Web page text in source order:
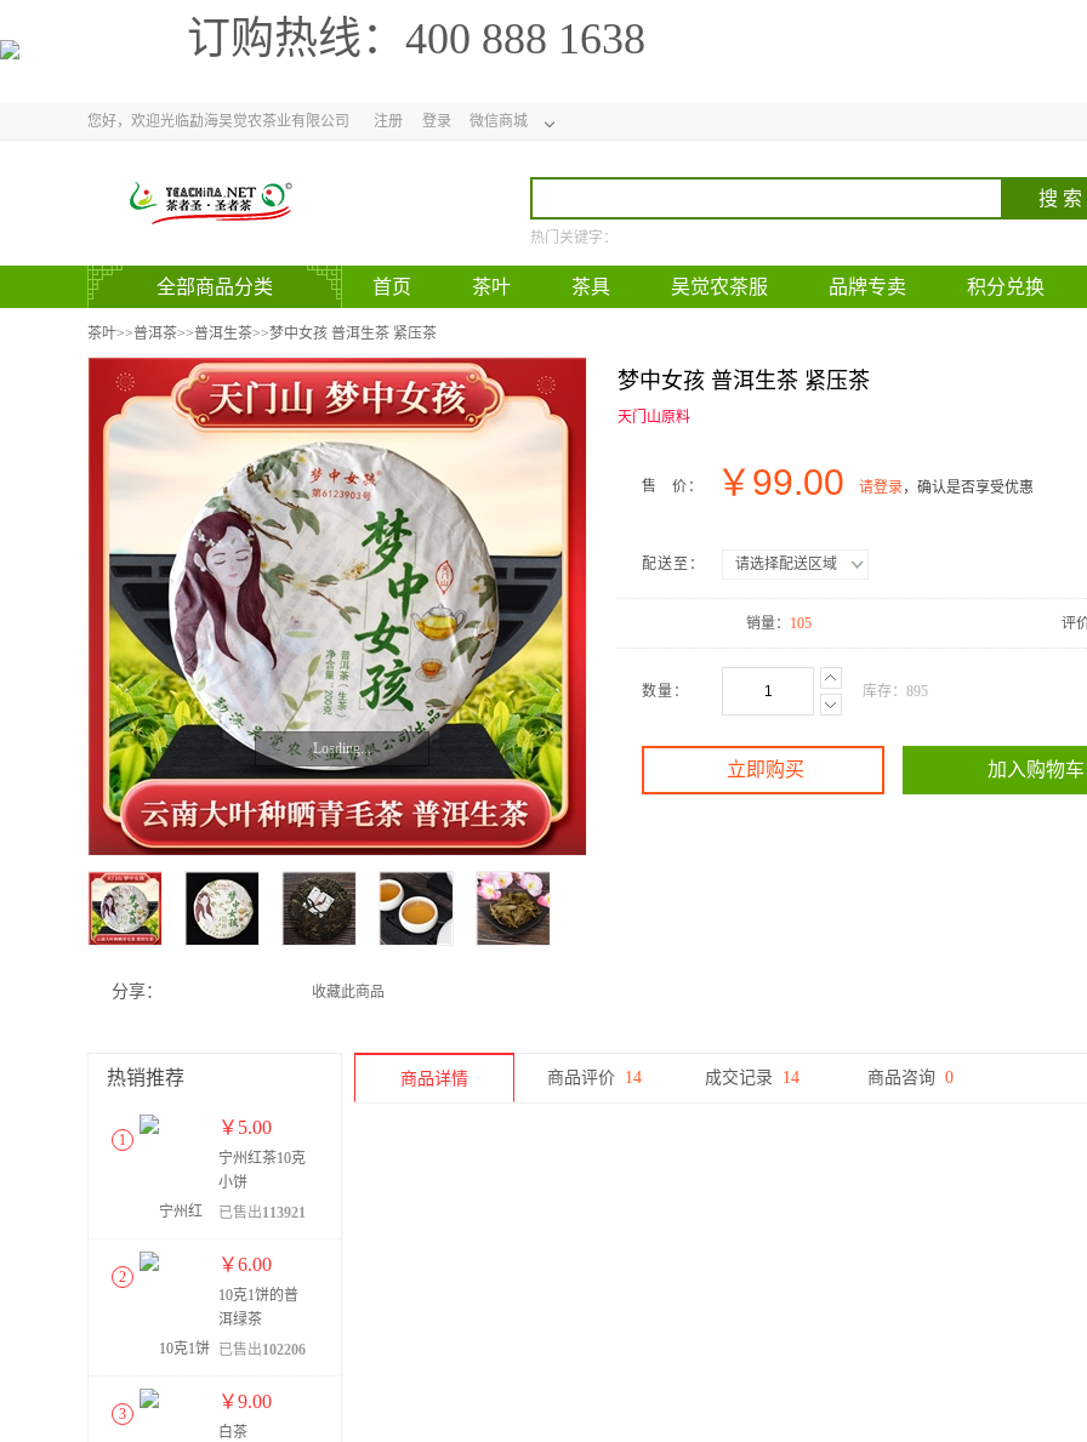
订购热线： 400 888 1638
您好，欢迎光临勐海吴觉农茶业有限公司 注册 登录 微信商城
热门关键字：
全部商品分类 首页 茶叶 茶具 吴觉农茶服 品牌专卖 积分兑换
官方网站
茶叶>>普洱茶>>普洱生茶>>梦中女孩 普洱生茶 紧压茶
Loading...
分享： 收藏此商品
梦中女孩 普洱生茶 紧压茶
天门山原料
售 价： ￥99.00 请登录，确认是否享受优惠
配送至： 请选择配送区域
销量： 105 评
数量： 库存： 895
立即购买 加入购物车
热销推荐
1
￥ 5.00
宁州红茶10克
小饼
已售出113921
2
￥6.00
10克1饼的普
洱绿茶
已售出102206
3
￥9.00
白茶
商品详情 商品评价 14 成交记录 14 商品咨询 0